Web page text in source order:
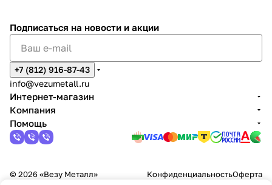
Подписаться на новости и акции
+7 (812) 916-87-43
info@vezumetall.ru
Интернет-магазин
Компания
Помощь
© 2026 «Везу Металл» КонфиденциальностьОферта